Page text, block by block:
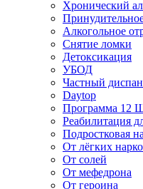
Хронический
Алкогольное
Снятие ломки
Детоксикация
УБОД
Частный
Daytop
Программа 12
Реабилитация
Подростковая
От лёгких
От солей
От мефедрона
От героина